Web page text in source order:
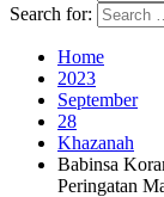
Search for:
Home
2023
September
28
Khazanah
Babinsa
Peringatan